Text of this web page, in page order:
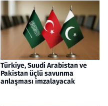
Türkiye, Suudi Arabistan ve
Pakistan üçlü savunma
anlaşması imzalayacak